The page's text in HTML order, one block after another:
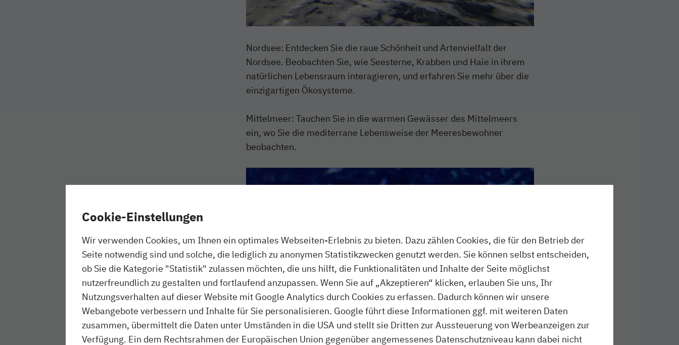
Nordsee: Entdecken Sie die raue Schönheit und Artenvielfalt der
Nordsee. Beobachten Sie, wie Seesterne, Krabben und Haie in ihrem
natürlichen Lebensraum interagieren, und erfahren Sie mehr über die
einzigartigen Ökosysteme.
Mittelmeer: Tauchen Sie in die warmen Gewässer des Mittelmeers
ein, wo Sie die mediterrane Lebensweise der Meeresbewohner
beobachten.
Cookie-Einstellungen
Wir verwenden Cookies, um Ihnen ein optimales Webseiten-Erlebnis zu bieten. Dazu zählen Cookies, die für den Betrieb der
Seite notwendig sind und solche, die lediglich zu anonymen Statistikzwecken genutzt werden. Sie können selbst entscheiden,
ob Sie die Kategorie "Statistik" zulassen möchten, die uns hilft, die Funktionalitäten und Inhalte der Seite möglichst
nutzerfreundlich zu gestalten und fortlaufend anzupassen. Wenn Sie auf „Akzeptieren“ klicken, erlauben Sie uns, Ihr
Nutzungsverhalten auf dieser Website mit Google Analytics durch Cookies zu erfassen. Dadurch können wir unsere
Webangebote verbessern und Inhalte für Sie personalisieren. Google führt diese Informationen ggf. mit weiteren Daten
zusammen, übermittelt die Daten unter Umständen in die USA und stellt sie Dritten zur Aussteuerung von Werbeanzeigen zur
Verfügung. Ein dem Rechtsrahmen der Europäischen Union gegenüber angemessenes Datenschutzniveau kann dabei nicht